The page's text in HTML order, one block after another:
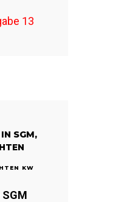
13
IN SGM,
KW